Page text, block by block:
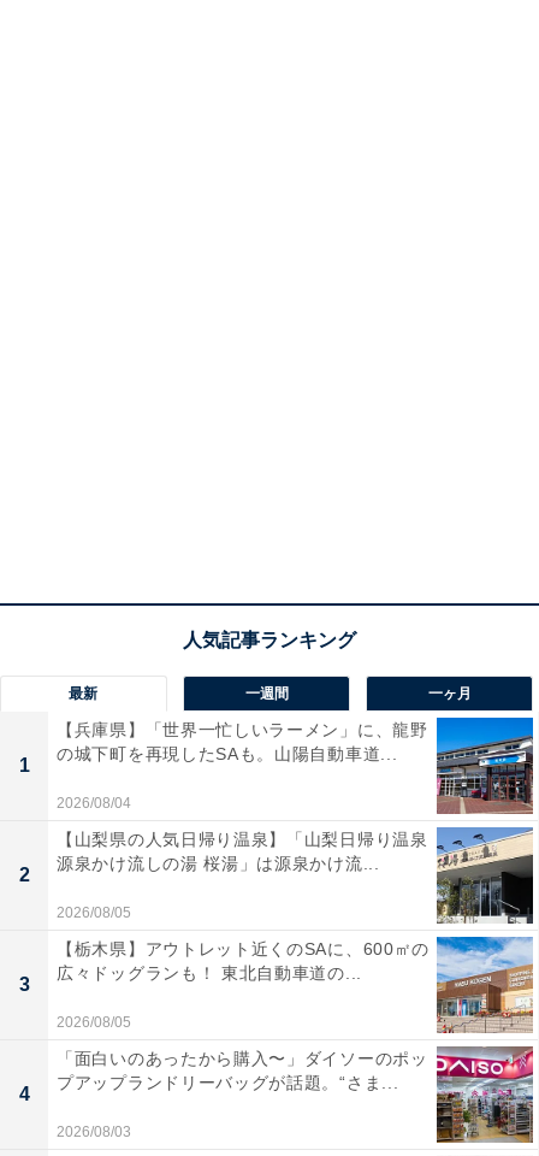
最新 一週間 一ヶ月
1
【兵庫県】「世界一忙しいラーメン」に、龍野
の城下町を再現したSAも。山陽自動車道...
2026/08/04
2
【山梨県の人気日帰り温泉】「山梨日帰り温泉
源泉かけ流しの湯 桜湯」は源泉かけ流...
2026/08/05
3
【栃木県】アウトレット近くのSAに、600㎡の
広々ドッグランも！ 東北自動車道の...
2026/08/05
4
「面白いのあったから購入〜」ダイソーのポッ
プアップランドリーバッグが話題。“さま...
2026/08/03